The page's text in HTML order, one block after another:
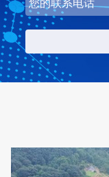
项目坐标
湖北省荆州市
项目业主
梦皓矿业